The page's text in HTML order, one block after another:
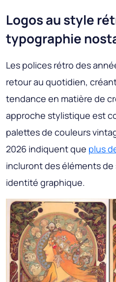
Logos au style
typographie
Les polices rétro des
retour au quotidien,
tendance en matière de
approche stylistique est
palettes de couleurs
2026 indiquent que plus
incluront des éléments
identité graphique.